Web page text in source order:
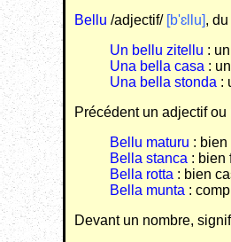
Bellu /adjectif/ [b'ɛllu],
Un bellu zitellu :
Una bella casa :
Una bella stonda :
Précédent un adjectif
Bellu maturu : bien
Bella stanca : bien
Bella rotta : bien
Bella munta :
Devant un nombre,